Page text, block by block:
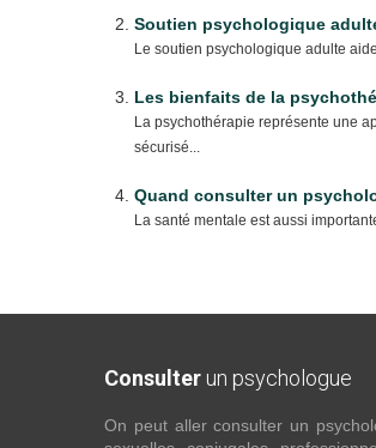
Soutien psychologique
Le soutien psychologique adulte
Les bienfaits de la
La psychothérapie représente une
sécurisé...
Quand consulter un
La santé mentale est aussi
Consulter un psychologue
On peut aller consulter un